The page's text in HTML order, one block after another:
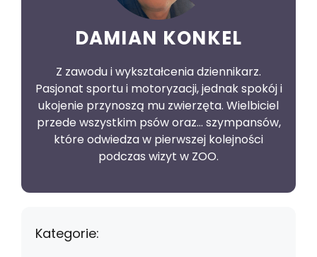
DAMIAN KONKEL
Z zawodu i wykształcenia dziennikarz.
Pasjonat sportu i motoryzacji, jednak spokój i
ukojenie przynoszą mu zwierzęta. Wielbiciel
przede wszystkim psów oraz… szympansów,
które odwiedza w pierwszej kolejności
podczas wizyt w ZOO.
Kategorie: